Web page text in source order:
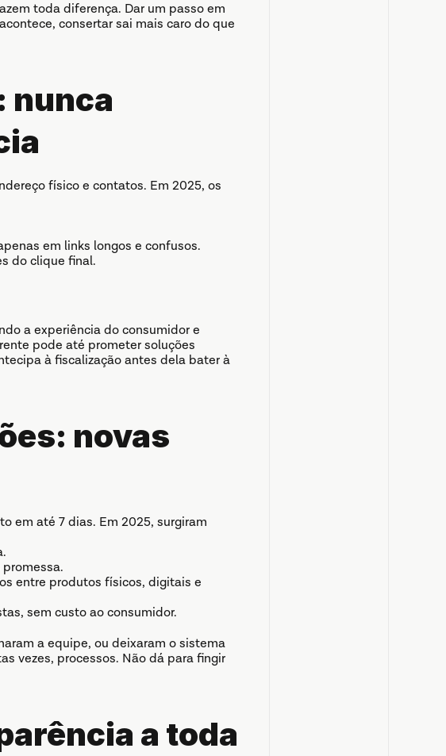
toda diferença. Dar um passo em
consertar sai mais caro do que
nunca
físico e contatos. Em 2025, os
em links longos e confusos.
do clique final.
a experiência do consumidor e
pode até prometer soluções
à fiscalização antes dela bater à
novas
em até 7 dias. Em 2025, surgiram
entre produtos físicos, digitais e
sem custo ao consumidor.
a equipe, ou deixaram o sistema
vezes, processos. Não dá para fingir
a toda